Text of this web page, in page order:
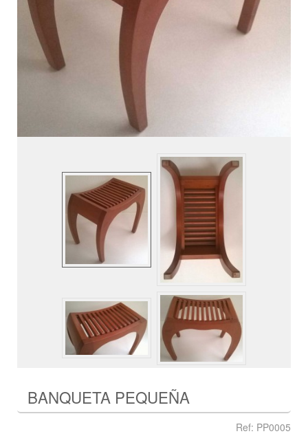
BANQUETA PEQUEÑA
Ref: PP0005